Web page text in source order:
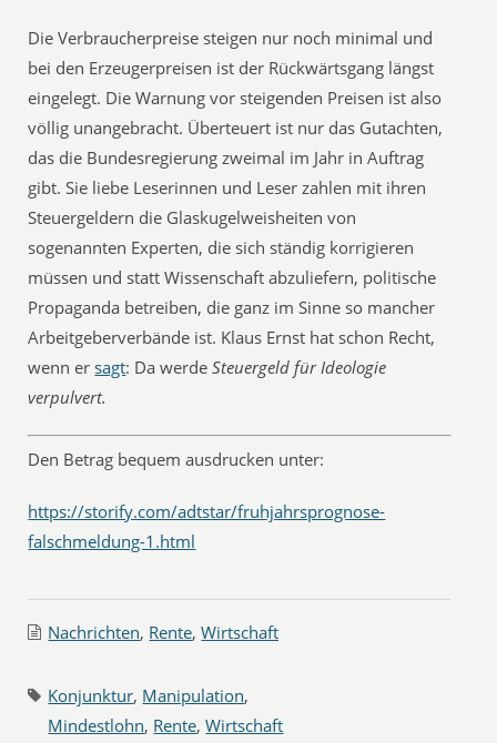
Die Verbraucherpreise steigen nur noch minimal und
bei den Erzeugerpreisen ist der Rückwärtsgang längst
eingelegt. Die Warnung vor steigenden Preisen ist also
völlig unangebracht. Überteuert ist nur das Gutachten,
das die Bundesregierung zweimal im Jahr in Auftrag
gibt. Sie liebe Leserinnen und Leser zahlen mit ihren
Steuergeldern die Glaskugelweisheiten von
sogenannten Experten, die sich ständig korrigieren
müssen und statt Wissenschaft abzuliefern, politische
Propaganda betreiben, die ganz im Sinne so mancher
Arbeitgeberverbände ist. Klaus Ernst hat schon Recht,
wenn er sagt: Da werdeSteuergeld für Ideologie
verpulvert.
Den Betrag bequem ausdrucken unter:
https://storify.com/adtstar/fruhjahrsprognose-
falschmeldung-1.html
Nachrichten, Rente,Wirtschaft
Konjunktur, Manipulation,
Mindestlohn, Rente,Wirtschaft